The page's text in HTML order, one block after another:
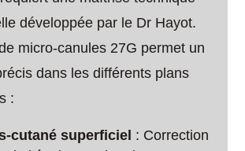
développée par le Dr Hayot.
micro-canules 27G permet un
dans les différents plans
:
cutané superficiel : Correction